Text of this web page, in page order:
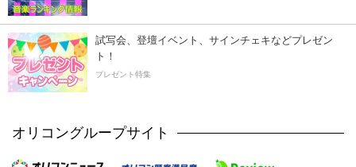
試写会、登壇イベント、サインチェキなどプレゼン
ト！
プレゼント特集
オリコングループサイト